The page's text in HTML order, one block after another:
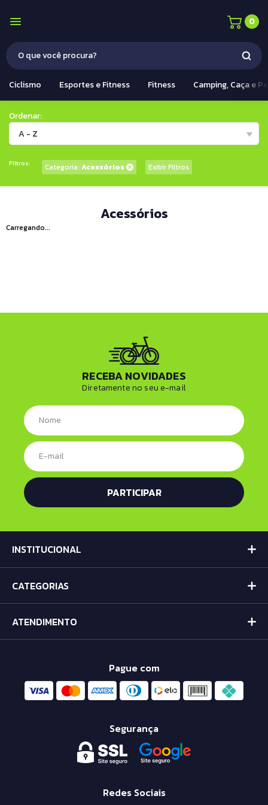
0
Ciclismo Esportes e Fitness Fitness Camping, Caça e
Ordenar:
A - Z
Filtros: Categoria: Acessórios Exibir Filtros
Acessórios
Carregando...
RECEBA NOVIDADES
Diretamente no seu e-mail
INSTITUCIONAL
CATEGORIAS
ATENDIMENTO
Pague com
Segurança
Redes Sociais